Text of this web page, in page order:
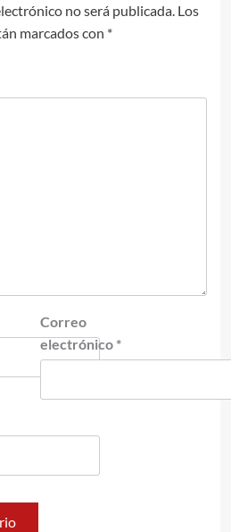
no será publicada. Los
marcados con *
Correo
electrónico *